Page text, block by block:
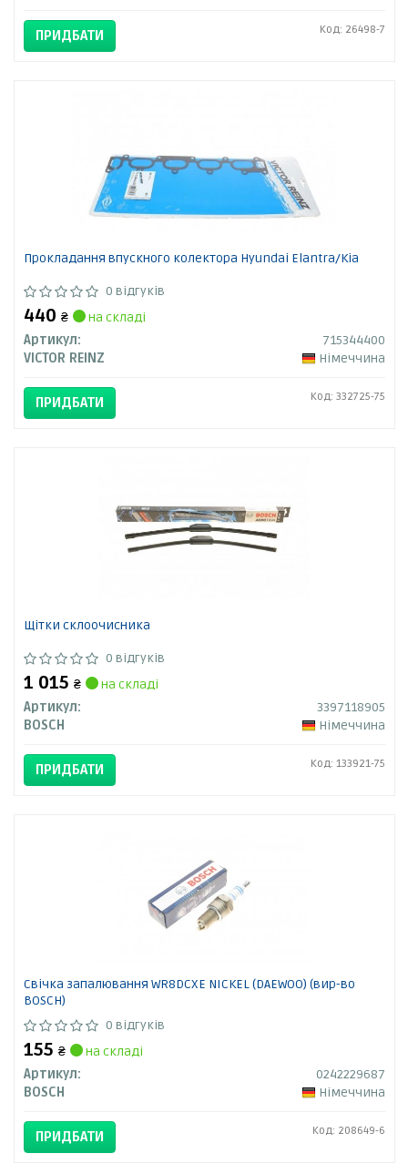
ПРИДБАТИ Код: 26498-7
Прокладання впускного колектора Hyundai Elantra/Kia
0 відгуків
440 ₴
на складі
Артикул:
715344400
VICTOR REINZ
Німеччина
ПРИДБАТИ Код: 332725-75
Щітки склоочисника
0 відгуків
1 015 ₴
на складі
Артикул:
3397118905
BOSCH
Німеччина
ПРИДБАТИ Код: 133921-75
Свічка запалювання WR8DCXE NICKEL (DAEWOO) (вир-во
BOSCH)
0 відгуків
155 ₴
на складі
Артикул:
0242229687
BOSCH
Німеччина
ПРИДБАТИ Код: 208649-6